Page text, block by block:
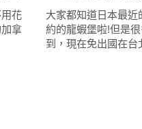
的
花
拿
大家都知道日本最
約的龍蝦堡啦!但是
到，現在免出國在台